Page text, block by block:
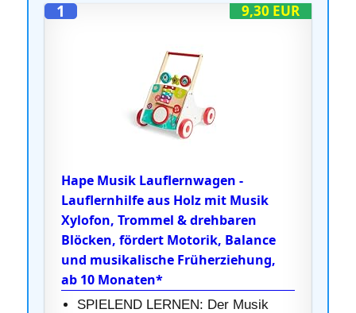
9,30 EUR
1
Hape Musik Lauflernwagen -
Lauflernhilfe aus Holz mit Musik
Xylofon, Trommel & drehbaren
Blöcken, fördert Motorik, Balance
und musikalische Früherziehung,
ab 10 Monaten*
SPIELEND LERNEN: Der Musik